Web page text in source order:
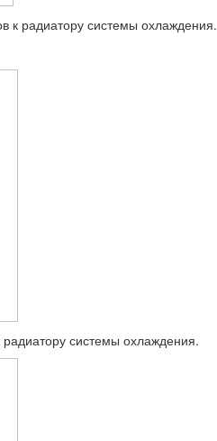
к радиатору системы охлаждения.
системы охлаждения.